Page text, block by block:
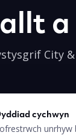
City
cychwyn
unrhyw